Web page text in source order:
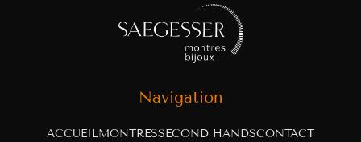
Navigation
ACCUEILMONTRESSECOND HANDSCONTACT